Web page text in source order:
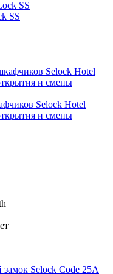
SS
Selock Hotel
и смены